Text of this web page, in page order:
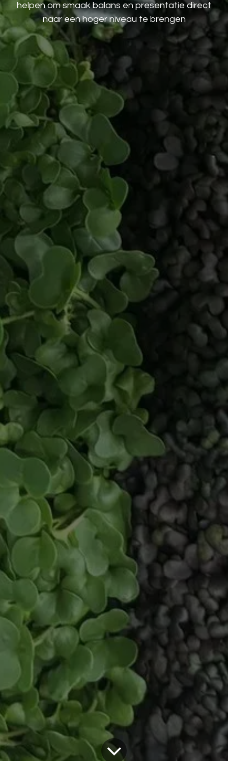
helpen om smaak balans en presentatie direct
naar een hoger niveau te brengen